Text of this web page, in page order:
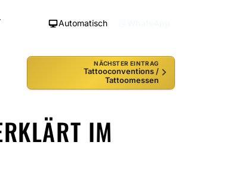
Automatisch
NÄCHSTER EINTRAG
Tattooconventions /
Tattoomessen
IM